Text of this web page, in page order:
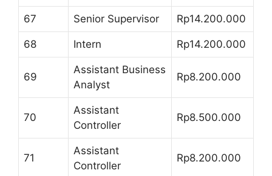
67 Senior Supervisor Rp14.200.000
68 Intern Rp14.200.000
69
Assistant Business
Analyst
Rp8.200.000
70
Assistant
Controller
Rp8.500.000
71
Assistant
Controller
Rp8.200.000